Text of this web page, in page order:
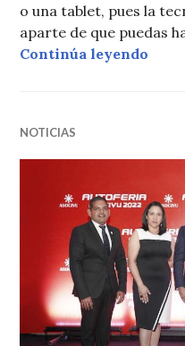
o una tablet, pues la
aparte de que puedas
Continúa leyendo
NOTICIAS